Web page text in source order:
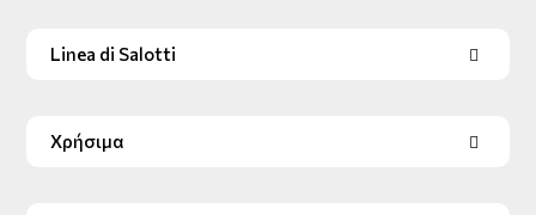
Linea di Salotti
Χρήσιμα